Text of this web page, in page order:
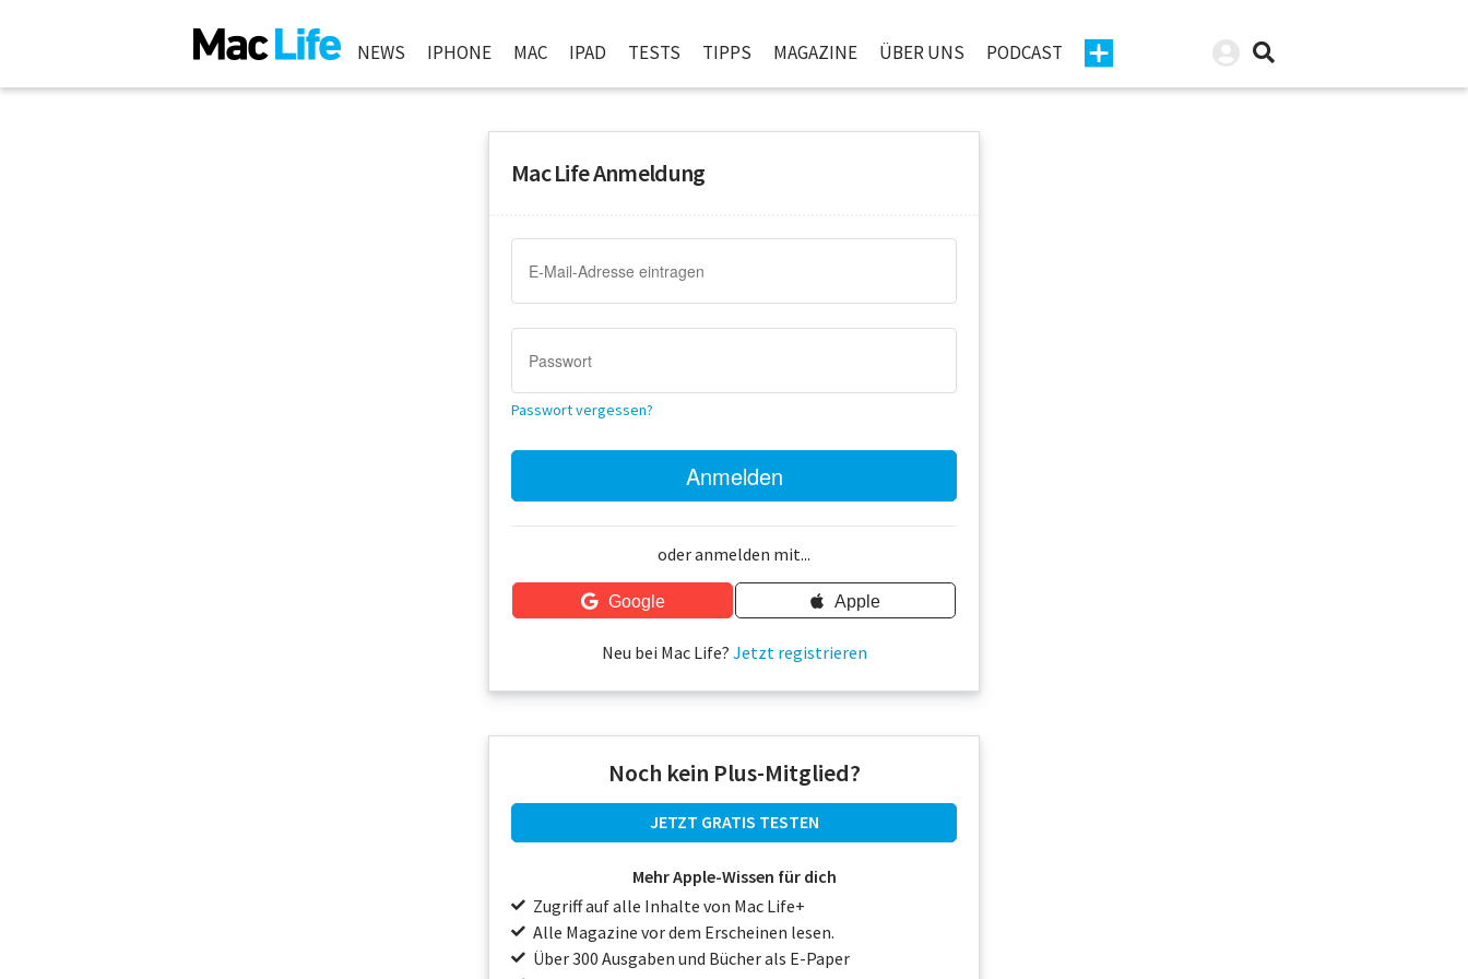
NEWS IPHONE MAC IPAD TESTS TIPPS MAGAZINE ÜBER UNS PODCAST
Mac Life Anmeldung
Passwort vergessen?
oder anmelden mit...
Google Apple
Neu bei Mac Life? Jetzt registrieren
Noch kein Plus-Mitglied?
JETZT GRATIS TESTEN
Mehr Apple-Wissen für dich
Zugriff auf alle Inhalte von Mac Life+
Alle Magazine vor dem Erscheinen lesen.
Über 300 Ausgaben und Bücher als E-Paper